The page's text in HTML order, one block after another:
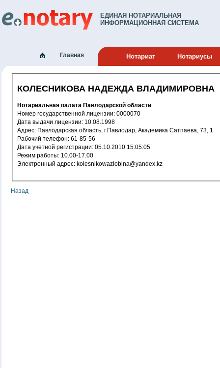
ЕДИНАЯ НОТАРИАЛЬНАЯ
ИНФОРМАЦИОННАЯ СИСТЕМА
Главная Нотариат Нотариусы
КОЛЕСНИКОВА НАДЕЖДА ВЛАДИМИРОВНА
Нотариальная палата Павлодарской области
Номер государственной лицензии: 0000070
Дата выдачи лицензии: 10.08.1998
Адрес: Павлодарская область, г.Павлодар, Академика Сатпаева, 73, 1
Рабочий телефон: 61-85-56
Дата учетной регистрации: 05.10.2010 15:05:05
Режим работы: 10.00-17.00
Электронный адрес: kolesnikowazlobina@yandex.kz
Назад